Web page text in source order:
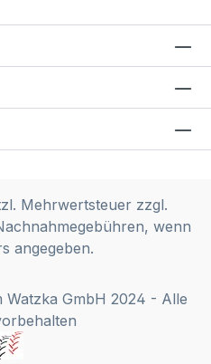
Mehrwertsteuer zzgl.
wenn
angegeben.
GmbH 2024 - Alle